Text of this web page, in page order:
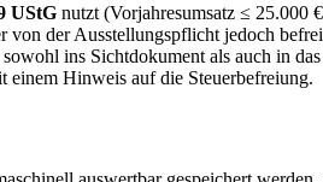
UStG nutzt (Vorjahresumsatz ≤ 25.000
von der Ausstellungspflicht jedoch
ins Sichtdokument als auch in
einem Hinweis auf die Steuerbefreiung.